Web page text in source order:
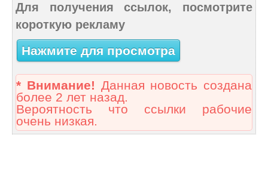
Для получения ссылок, посмотрите
короткую рекламу
Нажмите для просмотра
* Внимание! Данная новость создана
более 2 лет назад.
Вероятность что ссылки рабочие
очень низкая.